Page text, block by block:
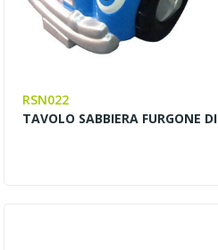
RSN022
TAVOLO SABBIERA FURGONE